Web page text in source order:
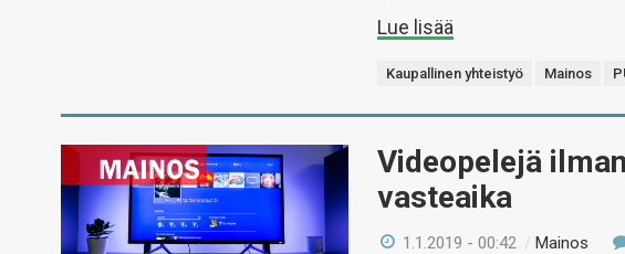
Lue lisää
Kaupallinen yhteistyö Mainos
Videopelejä
vasteaika
1.1.2019 - 00:42 /Mainos